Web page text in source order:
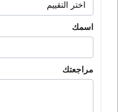
اسمك
مراجعتك